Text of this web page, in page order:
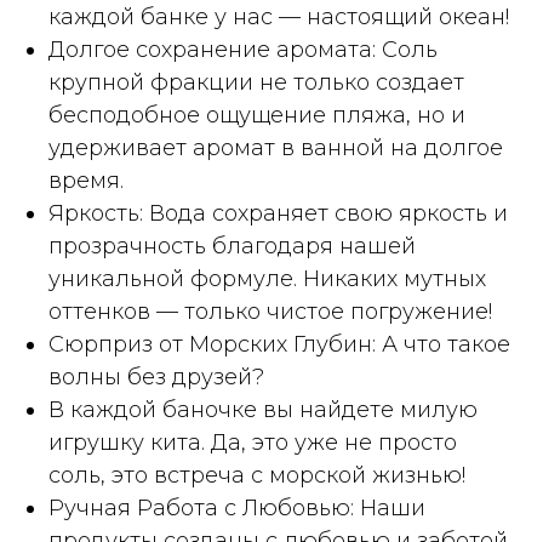
каждой банке у нас — настоящий океан!
Долгое сохранение аромата: Соль
крупной фракции не только создает
бесподобное ощущение пляжа, но и
удерживает аромат в ванной на долгое
время.
Яркость: Вода сохраняет свою яркость и
прозрачность благодаря нашей
уникальной формуле. Никаких мутных
оттенков — только чистое погружение!
Сюрприз от Морских Глубин: А что такое
волны без друзей?
В каждой баночке вы найдете милую
игрушку кита. Да, это уже не просто
соль, это встреча с морской жизнью!
Ручная Работа с Любовью: Наши